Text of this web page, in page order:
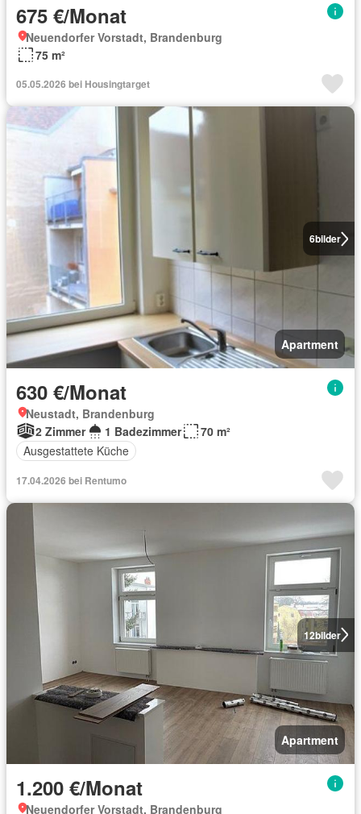
675 €/Monat
Neuendorfer Vorstadt, Brandenburg
75 m²
05.05.2026 bei Housingtarget
6bilder
Apartment
630 €/Monat
Neustadt, Brandenburg
2 Zimmer
1 Badezimmer
70 m²
Ausgestattete Küche
17.04.2026 bei Rentumo
12bilder
Apartment
1.200 €/Monat
Neuendorfer Vorstadt, Brandenburg